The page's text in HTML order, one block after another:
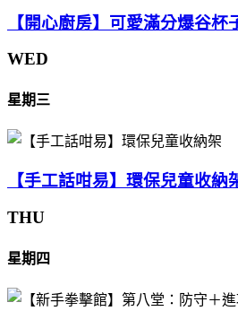
【開心廚房】可愛滿分爆谷杯
WED
星期三
【手工話咁易】環保兒童收納
THU
星期四